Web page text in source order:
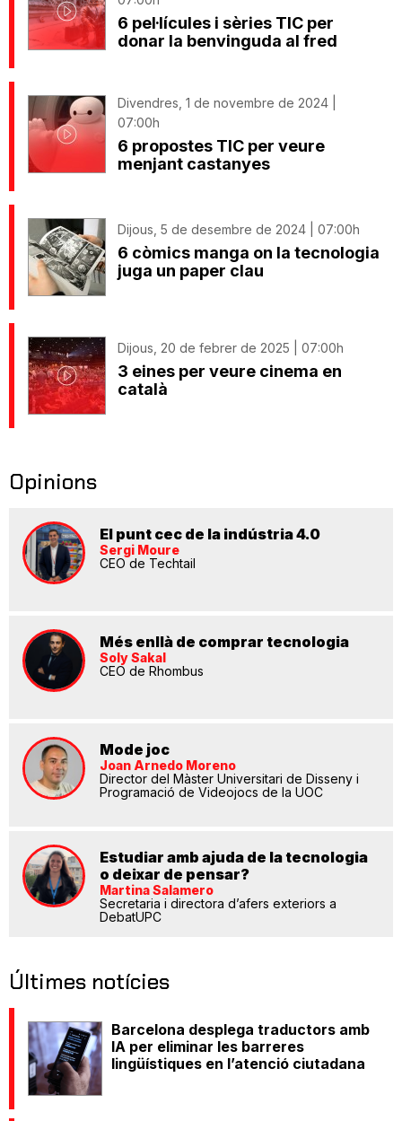
6 pel·lícules i sèries TIC per
donar la benvinguda al fred
Divendres, 1 de novembre de 2024 |
07:00h
6 propostes TIC per veure
menjant castanyes
Dijous, 5 de desembre de 2024 | 07:00h
6 còmics manga on la tecnologia
juga un paper clau
Dijous, 20 de febrer de 2025 | 07:00h
3 eines per veure cinema en
català
Opinions
El punt cec de la indústria 4.0
Sergi Moure
CEO de Techtail
Més enllà de comprar tecnologia
Soly Sakal
CEO de Rhombus
Mode joc
Joan Arnedo Moreno
Director del Màster Universitari de Disseny i
Programació de Videojocs de la UOC
Estudiar amb ajuda de la tecnologia
o deixar de pensar?
Martina Salamero
Secretaria i directora d’afers exteriors a
DebatUPC
Últimes notícies
Barcelona desplega traductors amb
IA per eliminar les barreres
lingüístiques en l’atenció ciutadana